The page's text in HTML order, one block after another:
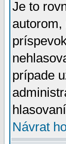
Je to
prípade
Návrat